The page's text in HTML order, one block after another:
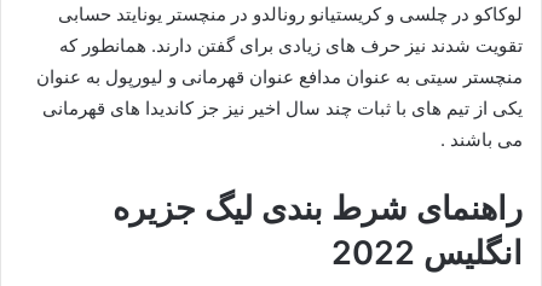
لوکاکو در چلسی و کریستیانو رونالدو در منچستر یونایتد حسابی
تقویت شدند نیز حرف های زیادی برای گفتن دارند. همانطور که
منچستر سیتی به عنوان مدافع عنوان قهرمانی و لیورپول به عنوان
یکی از تیم های با ثبات چند سال اخیر نیز جز کاندیدا های قهرمانی
می باشند .
راهنمای شرط بندی لیگ جزیره
انگلیس 2022